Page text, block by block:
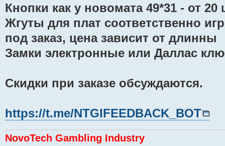
Кнопки как у новомата 49*31 - от 20
Жгуты для плат соответственно
под заказ, цена зависит от длинны
Замки электронные или Даллас
Скидки при заказе обсуждаются.
https://t.me/NTGIFEEDBACK_BOT
NovoTech Gambling Industry